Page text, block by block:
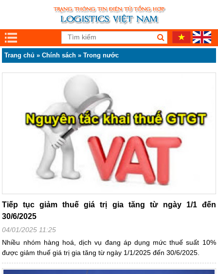
Trang chủ »Chính sách »Trong nước
Tiếp tục giảm thuế giá trị gia tăng từ ngày 1/1 đến
30/6/2025
04/01/2025 11:25
Nhiều nhóm hàng hoá, dịch vụ đang áp dụng mức thuế suất 10%
được giảm thuế giá trị gia tăng từ ngày 1/1/2025 đến 30/6/2025.